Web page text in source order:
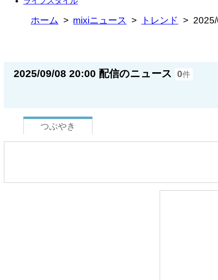
ホーム mixiニュース トレンド
2025/09/08 20:00 配信のニュース 0件
つぶやき